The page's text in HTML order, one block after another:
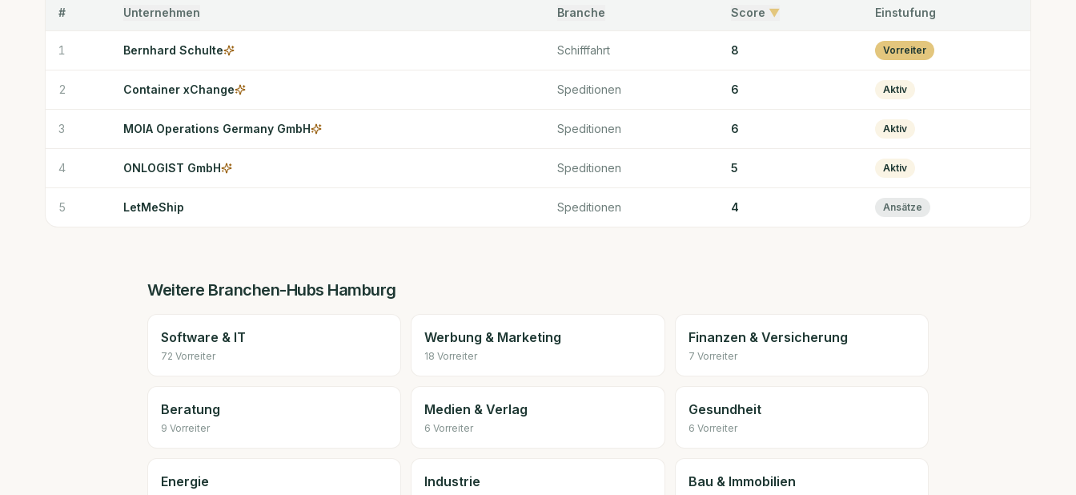
# Unternehmen Branche Score ▼ Einstufung
1 Bernhard Schulte Schifffahrt 8 Vorreiter
2 Container xChange Speditionen 6 Aktiv
3 MOIA Operations Germany GmbH Speditionen 6 Aktiv
4 ONLOGIST GmbH Speditionen 5 Aktiv
5 LetMeShip Speditionen 4 Ansätze
Weitere Branchen-Hubs Hamburg
Software & IT
72 Vorreiter
Werbung & Marketing
18 Vorreiter
Finanzen & Versicherung
7 Vorreiter
Beratung
9 Vorreiter
Medien & Verlag
6 Vorreiter
Gesundheit
6 Vorreiter
Energie Industrie Bau & Immobilien